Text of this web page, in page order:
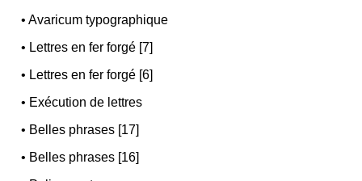
•Avaricum typographique
• Lettres en fer forgé [7]
• Lettres en fer forgé [6]
• Exécution de lettres
• Belles phrases [17]
• Belles phrases [16]